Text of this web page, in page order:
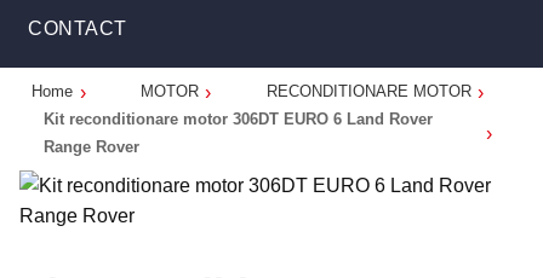
CONTACT
Home MOTOR
RECONDITIONARE MOTOR
Kit reconditionare motor 306DT EURO 6 Land Rover
Range Rover